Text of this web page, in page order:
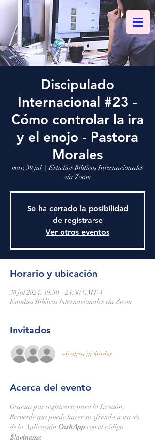
Discipulado
Internacional #23 -
Cómo controlar la ira
y el enojo - Pastora
Morales
mar, 30 jul
  |
Estudios Bíblicos Internacionales
vía Zoom
Se ha cerrado la posibilidad
de registrarse
Ver otros eventos
Horario y ubicación
30 jul 2024, 19:30 – 21:30 GMT-4
Estudios Bíblicos Internacionales vía Zoom
Invitados
+6 otros invitados
Acerca del evento
Gracias por registrarte para la Lección.
Recuerde que puede hacer su ofrenda a través
de la Aplicación CashApp con el código
$lavinainc